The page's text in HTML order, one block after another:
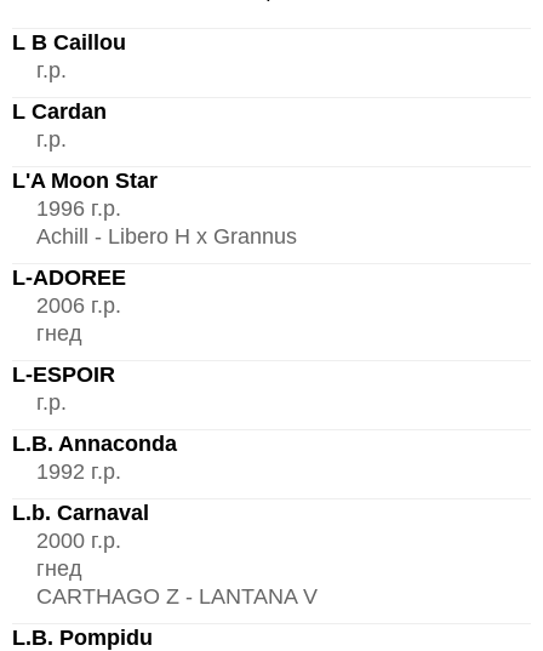
L B Caillou
г.р.
L Cardan
г.р.
L'A Moon Star
1996 г.р.
Achill - Libero H x Grannus
L-ADOREE
2006 г.р.
гнед
L-ESPOIR
г.р.
L.B. Annaconda
1992 г.р.
L.b. Carnaval
2000 г.р.
гнед
CARTHAGO Z - LANTANA V
L.B. Pompidu